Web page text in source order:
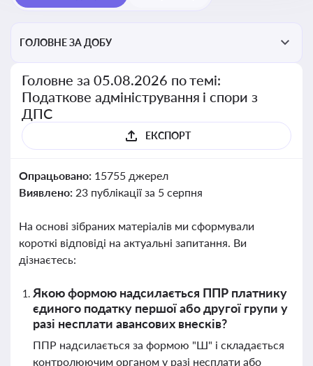
ГОЛОВНЕ ЗА ДОБУ
Головне за 05.08.2026 по темі:
Податкове адміністрування і спори з
ДПС
ЕКСПОРТ
Опрацьовано: 15755 джерел
Виявлено: 23 публікації за 5 серпня
На основі зібраних матеріалів ми сформували
короткі відповіді на актуальні запитання. Ви
дізнаєтесь:
Якою формою надсилається ППР платнику
єдиного податку першої або другої групи у
разі несплати авансових внесків?
ППР надсилається за формою "Ш" і складається
контролюючим органом у разі несплати або